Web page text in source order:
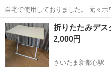
自宅で使用しておりました。 元々ホ
しておりましたが、リビングで使用
り付けました。 台にセットしますと
なんとなくベコベコしますが...
埼玉 さいたま市 さいたま
クリーナー
折りたたみデス
2,000円
さいたま新都心駅